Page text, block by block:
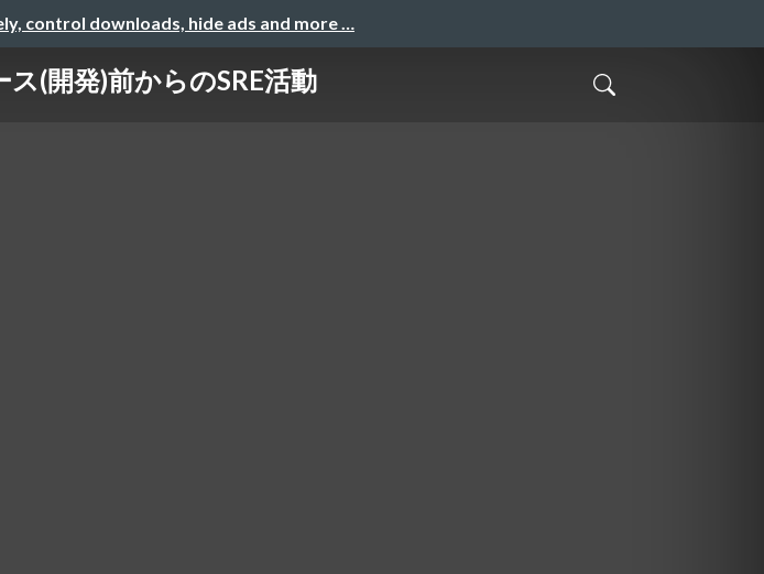
control downloads, hide ads and more …
(開発)前からのSRE活動